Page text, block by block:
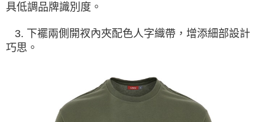
具低調品牌識別度。
3. 下襬兩側開衩內夾配色人字織帶，增添細部設計
巧思。